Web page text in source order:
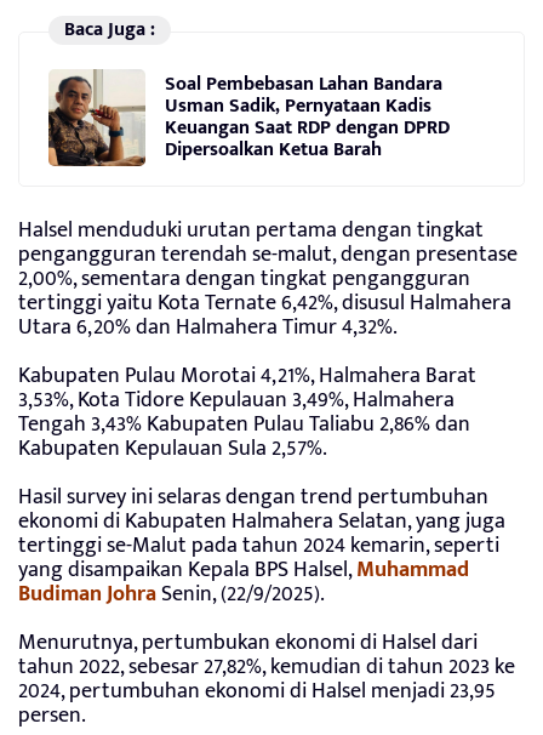
Baca Juga :
Soal Pembebasan Lahan Bandara
Usman Sadik, Pernyataan Kadis
Keuangan Saat RDP dengan DPRD
Dipersoalkan Ketua Barah
Halsel menduduki urutan pertama dengan tingkat
pengangguran terendah se-malut, dengan presentase
2,00%, sementara dengan tingkat pengangguran
tertinggi yaitu Kota Ternate 6,42%, disusul Halmahera
Utara 6,20% dan Halmahera Timur 4,32%.
Kabupaten Pulau Morotai 4,21%, Halmahera Barat
3,53%, Kota Tidore Kepulauan 3,49%, Halmahera
Tengah 3,43% Kabupaten Pulau Taliabu 2,86% dan
Kabupaten Kepulauan Sula 2,57%.
Hasil survey ini selaras dengan trend pertumbuhan
ekonomi di Kabupaten Halmahera Selatan, yang juga
tertinggi se-Malut pada tahun 2024 kemarin, seperti
yang disampaikan Kepala BPS Halsel,Muhammad
Budiman JohraSenin, (22/9/2025).
Menurutnya, pertumbukan ekonomi di Halsel dari
tahun 2022, sebesar 27,82%, kemudian di tahun 2023 ke
2024, pertumbuhan ekonomi di Halsel menjadi 23,95
persen.